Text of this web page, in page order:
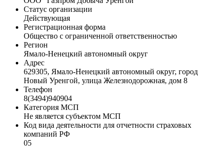
Статус организации
Действующая
Регистрационная форма
Общество с ограниченной ответственностью
Регион
Ямало-Ненецкий автономный округ
Адрес
629305, Ямало-Ненецкий автономный округ, город
Новый Уренгой, улица Железнодорожная, дом 8
Телефон
8(3494)940904
Категория МСП
Не является субъектом МСП
Код вида деятельности для отчетности страховых
компаний РФ
05